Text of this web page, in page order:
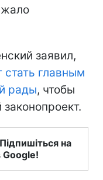
заявил,
стать главным
рады, чтобы
на
Google!